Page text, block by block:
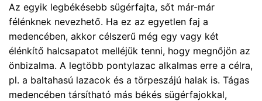
Az egyik legbékésebb sügérfajta, sőt már-már
félénknek nevezhető. Ha ez az egyetlen faj a
medencében, akkor célszerű még egy vagy két
élénkítő halcsapatot melléjük tenni, hogy megnőjön az
önbizalma. A legtöbb pontylazac alkalmas erre a célra,
pl. a baltahasú lazacok és a törpeszájú halak is. Tágas
medencében társítható más békés sügérfajokkal,